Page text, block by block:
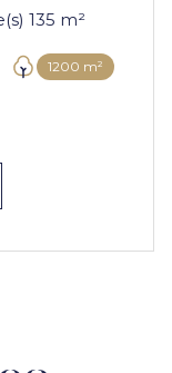
Maison 6 pièce(s) 4 chambre(s) 135 m²
1200 m²